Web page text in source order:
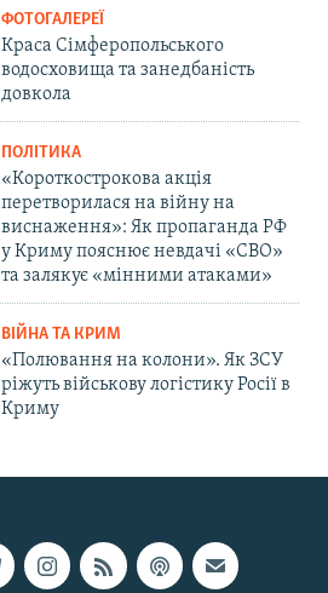
ФОТОГАЛЕРЕЇ
Краса Сімферопольського
водосховища та занедбаність
довкола
ПОЛІТИКА
«Короткострокова акція
перетворилася на війну на
виснаження»: Як пропаганда РФ
у Криму пояснює невдачі «СВО»
та залякує «мінними атаками»
ВІЙНА ТА КРИМ
«Полювання на колони». Як ЗСУ
ріжуть військову логістику Росії в
Криму